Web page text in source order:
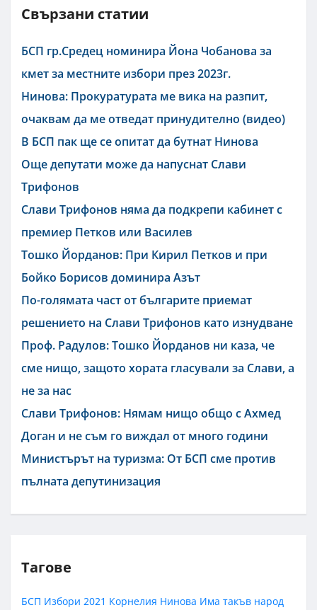
Свързани статии
БСП гр.Средец номинира Йона Чобанова за
кмет за местните избори през 2023г.
Нинова: Прокуратурата ме вика на разпит,
очаквам да ме отведат принудително (видео)
В БСП пак ще се опитат да бутнат Нинова
Още депутати може да напуснат Слави
Трифонов
Слави Трифонов няма да подкрепи кабинет с
премиер Петков или Василев
Тошко Йорданов: При Кирил Петков и при
Бойко Борисов доминира Азът
По-голямата част от българите приемат
решението на Слави Трифонов като изнудване
Проф. Радулов: Тошко Йорданов ни каза, че
сме нищо, защото хората гласували за Слави, а
не за нас
Слави Трифонов: Нямам нищо общо с Ахмед
Доган и не съм го виждал от много години
Министърът на туризма: От БСП сме против
пълната депутинизация
Тагове
БСП Избори 2021 Корнелия Нинова Има такъв народ